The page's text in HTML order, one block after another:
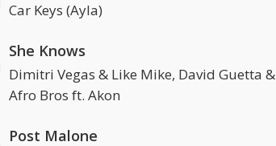
Car Keys (Ayla)
She Knows
Dimitri Vegas & Like Mike, David Guetta &
Afro Bros ft. Akon
Post Malone